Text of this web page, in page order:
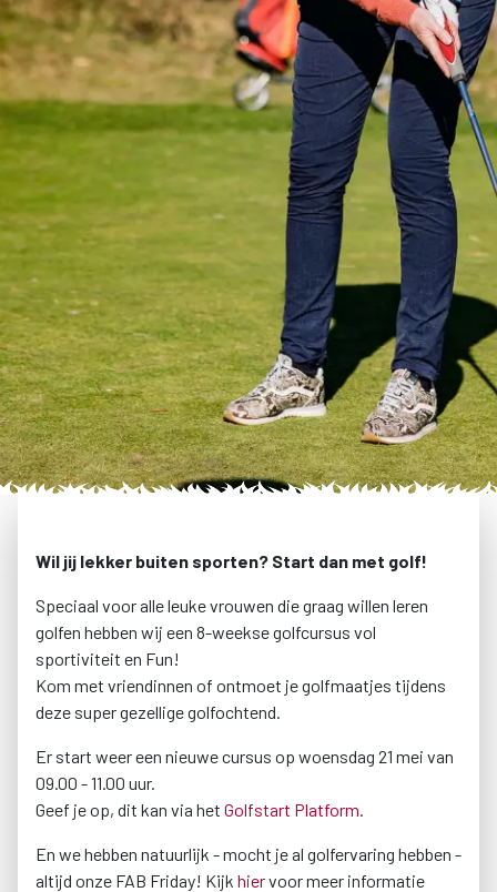
Wil jij lekker buiten sporten? Start dan met golf!
Speciaal voor alle leuke vrouwen die graag willen leren
golfen hebben wij een 8-weekse golfcursus vol
sportiviteit en Fun!
Kom met vriendinnen of ontmoet je golfmaatjes tijdens
deze super gezellige golfochtend.
Er start weer een nieuwe cursus op woensdag 21 mei van
09.00 - 11.00 uur.
Geef je op, dit kan via het Golfstart Platform.
En we hebben natuurlijk - mocht je al golfervaring hebben -
altijd onze FAB Friday! Kijk hiervoor meer informatie